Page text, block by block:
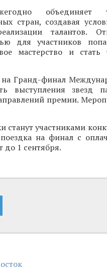
объединяет
стран, создавая
талантов.
для участников
мастерство и стать
на Гранд-финал
выступления звезд
премии.
станут участниками
на финал с
до 1 сентября.